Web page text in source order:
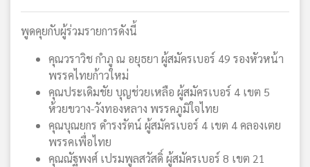
พูดคุยกับผู้ร่วมรายการดังนี้
คุณวราวิช กำภู ณ อยุธยา ผู้สมัครเบอร์ 49 รองหัวหน้า
พรรคไทยก้าวใหม่
คุณประเดิมชัย บุญช่วยเหลือ ผู้สมัครเบอร์ 4 เขต 5
ห้วยขวาง-วังทองหลาง พรรคภูมิใจไทย
คุณบุณยกร ดำรงรัตน์ ผู้สมัครเบอร์ 4 เขต 4 คลองเตย
พรรคเพื่อไทย
คุณณัฐพงศ์ เปรมพูลสวัสดิ์ ผู้สมัครเบอร์ 8 เขต 21